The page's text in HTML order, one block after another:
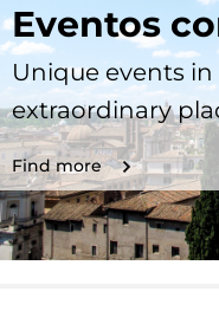
Eventos
Unique events
extraordinary
Find more